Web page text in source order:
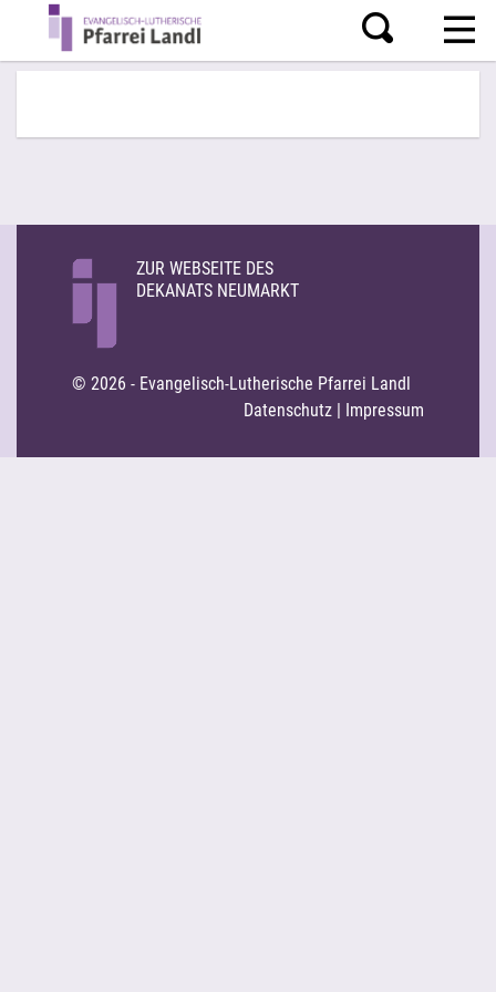
ZUR WEBSEITE DES
DEKANATS NEUMARKT
© 2026 - Evangelisch-Lutherische Pfarrei Landl
Datenschutz | Impressum